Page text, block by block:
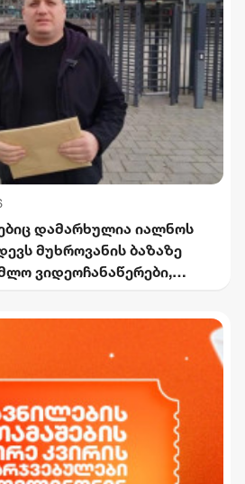
დამარხულია იალნოს
მუხროვანის ბაზაზე
ვიდეოჩანაწერები,